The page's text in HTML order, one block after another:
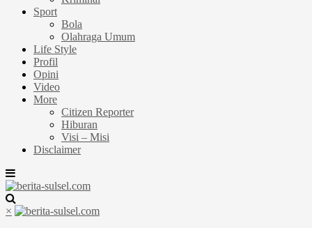
Sport
Bola
Olahraga Umum
Life Style
Profil
Opini
Video
More
Citizen Reporter
Hiburan
Visi – Misi
Disclaimer
×